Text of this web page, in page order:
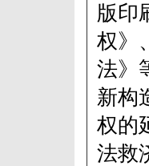
版印
权》
法》
新构
权的
法救